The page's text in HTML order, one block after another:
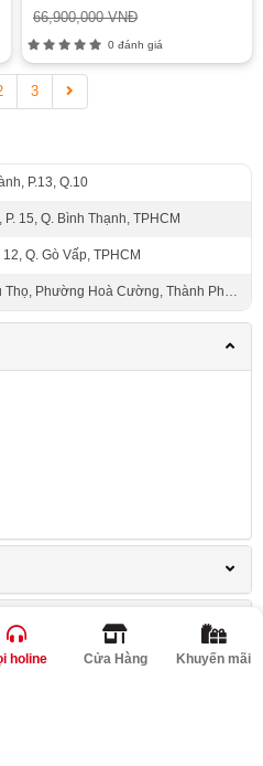
66,900,000 VNĐ
0 đánh giá
3
P.13, Q.10
15, Q. Bình Thạnh, TPHCM
Q. Gò Vấp, TPHCM
Thọ, Phường Hoà Cường, Thành Phố
holine Cửa Hàng Khuyến mãi